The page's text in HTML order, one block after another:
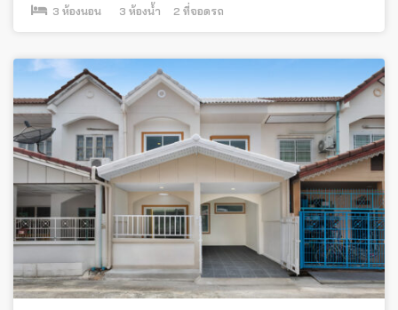
3 ห้องนอน 3 ห้องน้ำ 2 ที่จอดรถ